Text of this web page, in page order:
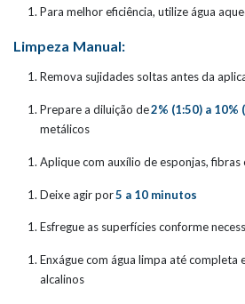
Para melhor eficiência, utilize água
Limpeza Manual:
Remova sujidades soltas antes da
Prepare a diluição de2% (1:50) a 10%
metálicos
Aplique com auxílio de esponjas, fibras
Deixe agir por5 a 10 minutos
Esfregue as superfícies conforme
Enxágue com água limpa até completa
alcalinos